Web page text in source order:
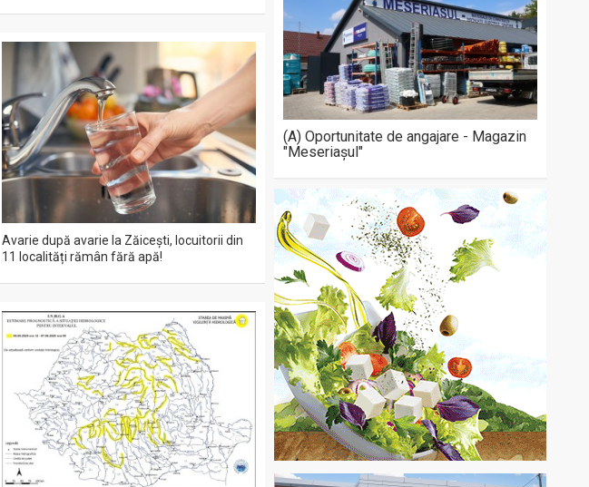
Avarie după avarie la Zăicești, locuitorii din
11 localități rămân fără apă!
(A) Oportunitate de angajare - Magazin
"Meseriașul"